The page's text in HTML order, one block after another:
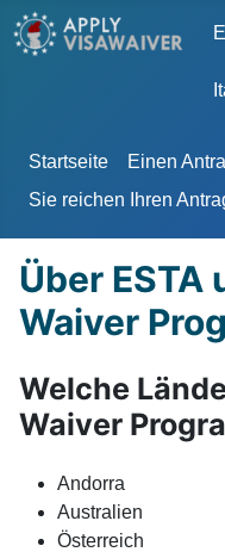
Startseite
Einen
Sie reichen Ihren
Über ESTA
Waiver
Welche
Waiver
Andorra
Australien
Österreich